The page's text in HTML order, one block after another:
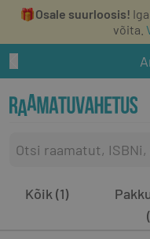
🎁Osale suurloosis!
võita.
Kõik (1)